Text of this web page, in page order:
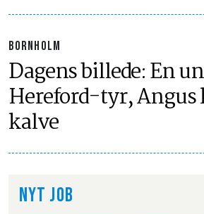
BORNHOLM
Dagens billede: En
Hereford-tyr, Angus
kalve
NYT JOB